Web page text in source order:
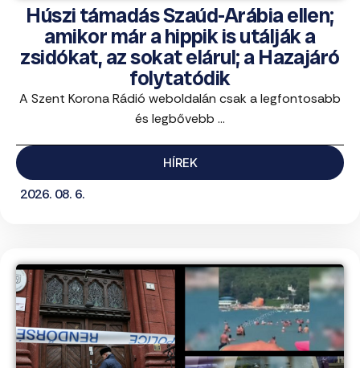
Húszi támadás Szaúd-Arábia ellen;
amikor már a hippik is utálják a
zsidókat, az sokat elárul; a Hazajáró
folytatódik
A Szent Korona Rádió weboldalán csak a legfontosabb
és legbővebb ...
HÍREK
2026. 08. 6.